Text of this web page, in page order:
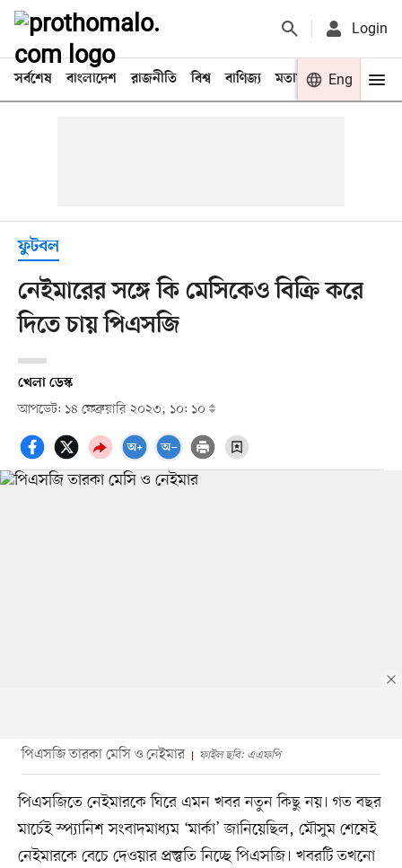
Login
সর্বশেষ বাংলাদেশ রাজনীতি বিশ্ব বাণিজ্য মতামত খেলা
Eng
ফুটবল
নেইমারের সঙ্গে কি মেসিকেও বিক্রি করে
দিতে চায় পিএসজি
খেলা ডেস্ক
আপডেট: ১৪ ফেব্রুয়ারি ২০২৩, ১০: ১০
পিএসজি তারকা মেসি ও নেইমার ফাইল ছবি: এএফপি
পিএসজিতে নেইমারকে ঘিরে এমন খবর নতুন কিছু নয়। গত বছর
মার্চেই স্প্যানিশ সংবাদমাধ্যম ‘মার্কা’ জানিয়েছিল, মৌসুম শেষেই
নেইমারকে বেচে দেওয়ার প্রস্তুতি নিচ্ছে পিএসজি। খবরটি তখনো